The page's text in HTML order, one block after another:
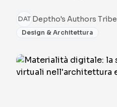
DAT Deptho's Authors Tribe
Design & Architettura